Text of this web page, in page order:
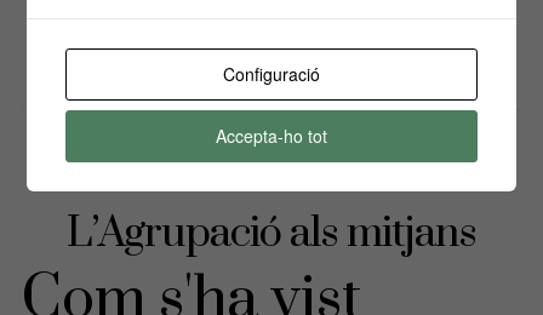
PERAGRUPACIÓ DE PESSEBRISTES
L’Agrupació als mitjans
Com s'ha vist
Configuració
Accepta-ho tot